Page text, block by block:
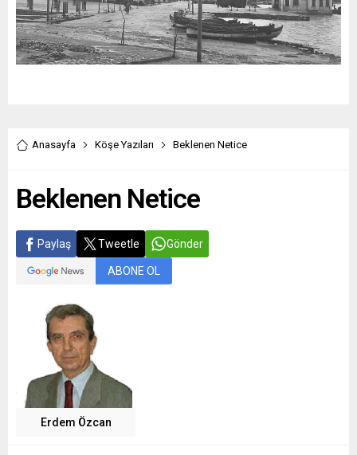
Anasayfa Köşe Yazıları Beklenen Netice
Beklenen Netice
Paylaş Tweetle Gönder
ABONE OL
Erdem Özcan